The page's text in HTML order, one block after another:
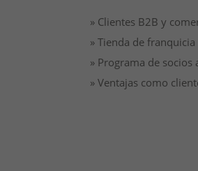
» Clientes B2B y
» Tienda de franquicia
» Programa de socios
» Ventajas como